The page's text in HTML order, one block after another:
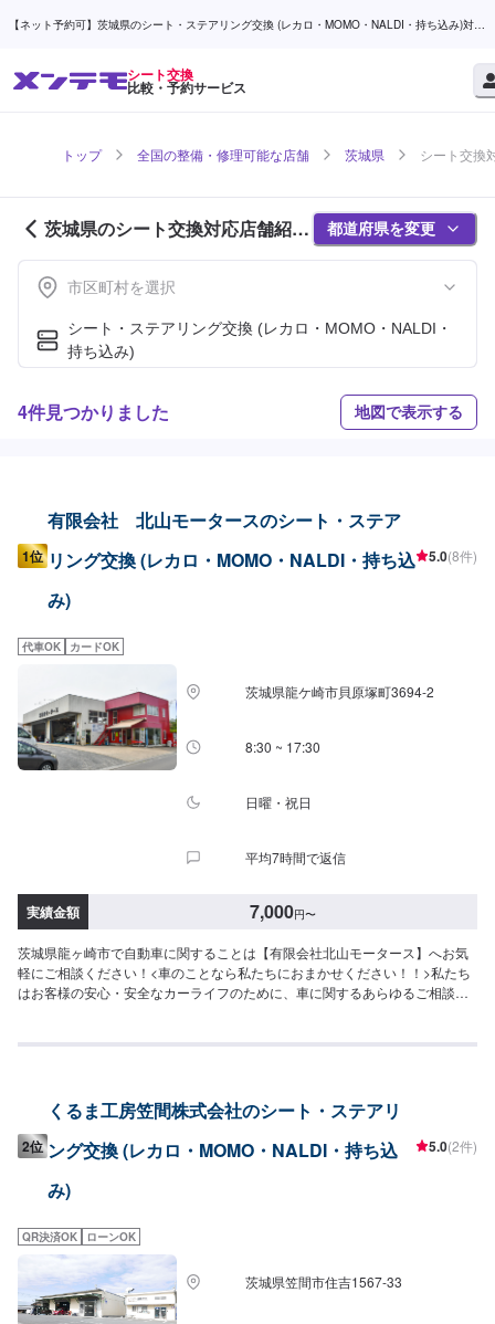
【ネット予約可】茨城県のシート・ステアリング交換 (レカロ・MOMO・NALDI・持ち込み)対応
シート交換
比較・予約サービス
トップ 全国の整備・修理可能な店舗 茨城県 シート交換
茨城県のシート交換対応店舗紹介
(1ページ目)
都道府県を変更
市区町村を選択
シート・ステアリング交換 (レカロ・MOMO・NALDI・
持ち込み)
4件見つかりました 地図で表示する
1位
有限会社 北山モータースのシート・ステア
リング交換 (レカロ・MOMO・NALDI・持ち込
み)
5.0(8件)
代車OK カードOK
茨城県龍ケ崎市貝原塚町3694-2
8:30 ~ 17:30
日曜・祝日
平均7時間で返信
実績金額 7,000円〜
茨城県龍ヶ崎市で自動車に関することは【有限会社北山モータース】へお気
軽にご相談ください！<車のことなら私たちにおまかせください！！>私たち
はお客様の安心・安全なカーライフのために、車に関するあらゆるご相談に
ンス、修理、保険相談まであらゆるご要望にお応えします。これからも信頼
ご納得いただければ作業開始【4】仕上がり次第納車-----納期について-----納
期は通常3日～4日程度で納車となります。(要相談)納期は前後する場合がご
ざいます。予めご了承ください。-----ご来店時の注意、受付方法-----入庫の際
ースに駐車してください。受付はスタッフへ「メンテモで予約しました」と
日、祝日、第二土曜日営業時間：8:30~17:30
2位
くるま工房笠間株式会社のシート・ステアリ
ング交換 (レカロ・MOMO・NALDI・持ち込
み)
5.0(2件)
QR決済OK ローンOK
茨城県笠間市住吉1567-33